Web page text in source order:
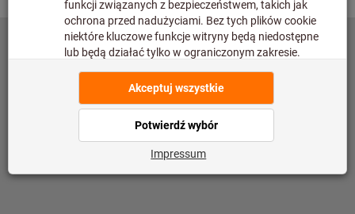
copyright by Hoffmann SE
toolscout@hoffmann-group.com
Polityka prywatności
Warunki użytkowania